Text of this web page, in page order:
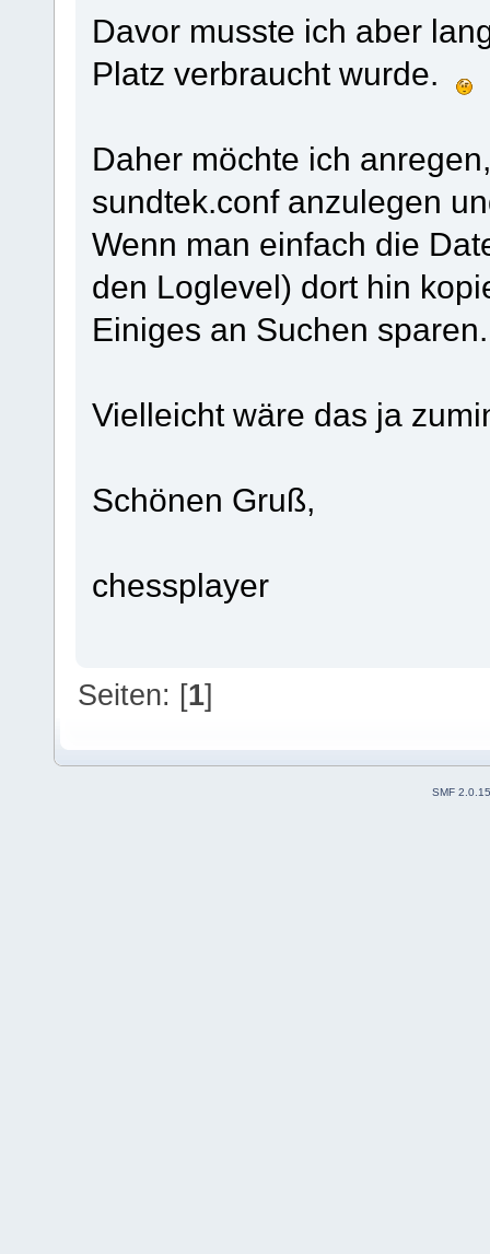
Davor musste ich aber
Platz verbraucht wurde.
Daher möchte ich
sundtek.conf anzulegen
Wenn man einfach die
den Loglevel) dort hin
Einiges an Suchen
Vielleicht wäre das ja
Schönen Gruß,
chessplayer
Seiten: [1]
SMF 2.0.15